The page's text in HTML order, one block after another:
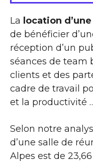
La location
de bénéficier
réception d’un
séances de team
clients et des
cadre de travail
et la productivité
Selon notre
d’une salle de
Alpes est de